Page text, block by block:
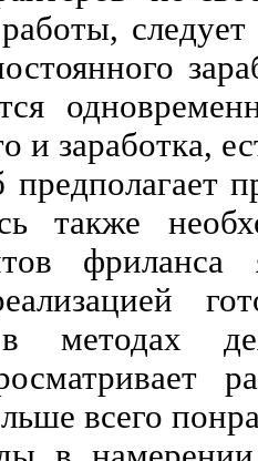
и заработка,
также
методах
всего